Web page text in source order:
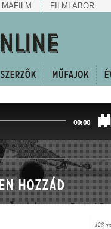
MAFILM FILMLABOR
00:00
hozzád
128